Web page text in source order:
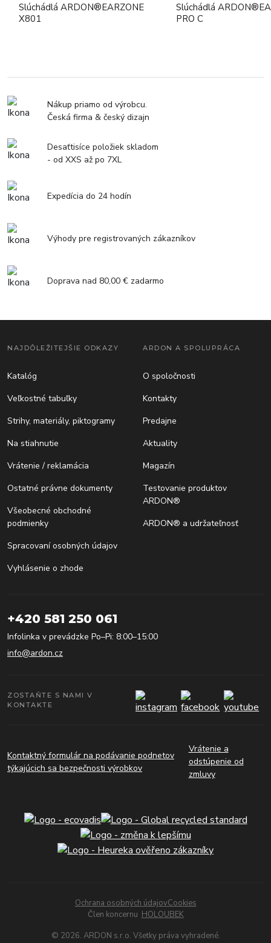
Slúchádlá ARDON®EARZONE
X801
Slúchádlá
PRO C
Nákup priamo od výrobcu.
Česká firma & český dizajn
Desaťtisíce položiek skladom
- od XXS až po 7XL
Expedícia do 24 hodín
Výhody pre registrovaných zákazníkov
Doprava nad 80,00 € zadarmo
NAJDÔLEŽITEJŠIE ODKAZY
Katalóg
Veľkostné tabuľky
Strihy, materiály, piktogramy
Na stiahnutie
Vrátenie / reklamácia
Ostatné právne dokumenty
Všeobecné obchodné
podmienky
Spracovaní osobných údajov
Vyhlásenie o zhode
ARDON A SPOLUPRÁCA
O spoločnosti
Kontakty
Predajne
Aktuality
Magazín
Testovanie produktov
ARDON®
ARDON® a udržateľnosť
+420 581 250 061
Infolinka v prevádzke Po–Pi: 8:00–15:00
info@ardon.cz
ZOSTAŇTE S NAMI V
KONTAKTE
Kontaktný formulár na podávanie podnetov
týkajúcich sa bezpečnosti výrobkov
Vrátenie a
odstúpenie od
zmluvy
Ochrana osobných údajovCookies
Člen koncernu HOLOUBEK
© 2026. ARDON s.r.o. Všetky práva vyhradené.